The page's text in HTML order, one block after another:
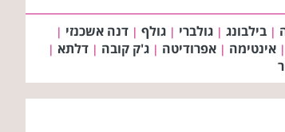
| בילבונג | גולברי | גולף | דנה אשכנזי |
| אינטימה | אפרודיטה | ג'ק קובה | דלתא |